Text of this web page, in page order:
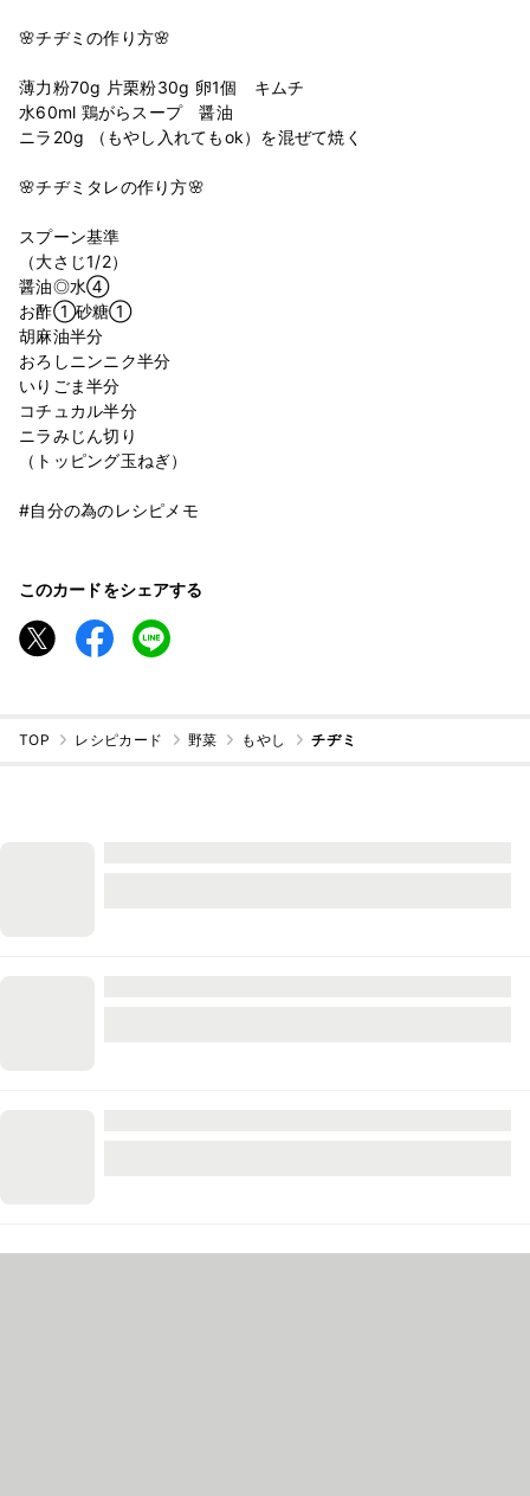
🌸チヂミの作り方🌸
薄力粉70g 片栗粉30g 卵1個 キムチ
水60ml 鶏がらスープ 醤油
ニラ20g （もやし入れてもok）を混ぜて焼く
🌸チヂミタレの作り方🌸
スプーン基準
（大さじ1/2）
醤油◎水④
お酢①砂糖①
胡麻油半分
おろしニンニク半分
いりごま半分
コチュカル半分
ニラみじん切り
（トッピング玉ねぎ）
#自分の為のレシピメモ
このカードをシェアする
TOP レシピカード 野菜 もやし チヂミ